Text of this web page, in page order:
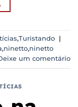
,Turistando |
,ninetto,ninetto
um comentário